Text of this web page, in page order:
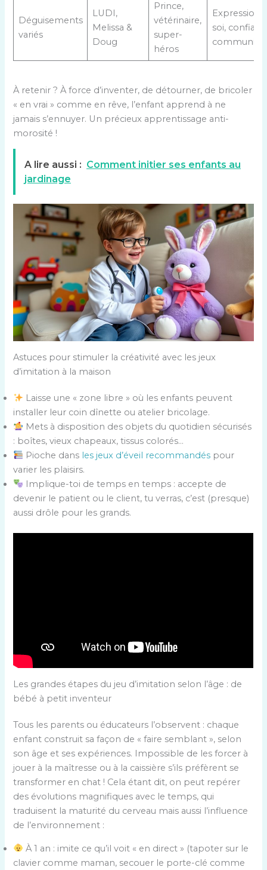
Déguisements
variés
LUDI,
Melissa &
Doug
Prince,
vétérinaire,
super-
héros
Expression
soi,
À retenir ? À force d’inventer, de détourner, de bricoler
« en vrai » comme en rêve, l’enfant apprend à ne
jamais s’ennuyer. Un précieux apprentissage anti-
morosité !
A lire aussi : Comment initier ses enfants au
jardinage
Astuces pour stimuler la créativité avec les jeux
d’imitation à la maison
Laisse une « zone libre » où les enfants peuvent
installer leur coin dînette ou atelier bricolage.
Mets à disposition des objets du quotidien sécurisés
: boîtes, vieux chapeaux, tissus colorés…
Pioche dans les jeux d’éveil recommandés pour
varier les plaisirs.
Implique-toi de temps en temps : accepte de
devenir le patient ou le client, tu verras, c’est (presque)
aussi drôle pour les grands.
Les grandes étapes du jeu d’imitation selon l’âge : de
bébé à petit inventeur
Tous les parents ou éducateurs l’observent : chaque
enfant construit sa façon de « faire semblant », selon
son âge et ses expériences. Impossible de les forcer à
jouer à la maîtresse ou à la caissière s’ils préfèrent se
transformer en chat ! Cela étant dit, on peut repérer
des évolutions magnifiques avec le temps, qui
traduisent la maturité du cerveau mais aussi l’influence
de l’environnement :
À 1 an : imite ce qu’il voit « en direct » (tapoter sur le
clavier comme maman, secouer le porte-clé comme